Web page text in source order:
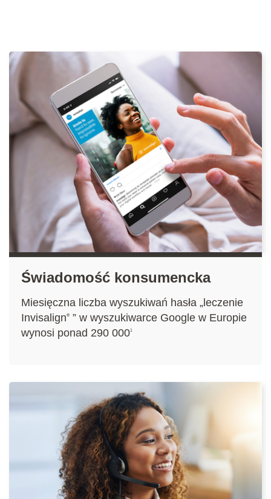
Świadomość konsumencka
Miesięczna liczba wyszukiwań hasła „leczenie
Invisalign® ” w wyszukiwarce Google w Europie
wynosi ponad 290 0001